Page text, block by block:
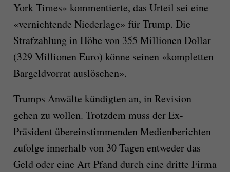
York Times» kommentierte, das Urteil sei eine
«vernichtende Niederlage» für Trump. Die
Strafzahlung in Höhe von 355 Millionen Dollar
(329 Millionen Euro) könne seinen «kompletten
Bargeldvorrat auslöschen».
Trumps Anwälte kündigten an, in Revision
gehen zu wollen. Trotzdem muss der Ex-
Präsident übereinstimmenden Medienberichten
zufolge innerhalb von 30 Tagen entweder das
Geld oder eine Art Pfand durch eine dritte Firma